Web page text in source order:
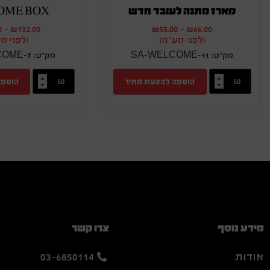
מארז מתנה לעובד חדש
₪66.00
-
₪55.00
(לפני מע"מ)
SA-WELCOME-11
הוספה להצעת מחיר
BOX
₪132.00
-
(לפני
7
מידע נוסף
אודות
צרו קשר
03-6850114